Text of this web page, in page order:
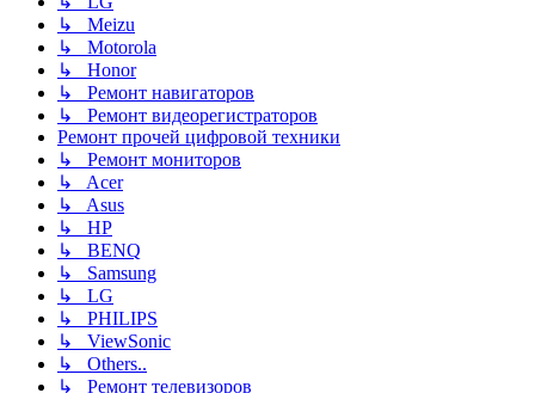
↳ Meizu
↳ Motorola
↳ Honor
↳ Ремонт навигаторов
↳ Ремонт видеорегистраторов
Ремонт прочей цифровой техники
↳ Ремонт мониторов
↳ Acer
↳ Asus
↳ HP
↳ BENQ
↳ Samsung
↳ LG
↳ PHILIPS
↳ ViewSonic
↳ Others..
↳ Ремонт телевизоров